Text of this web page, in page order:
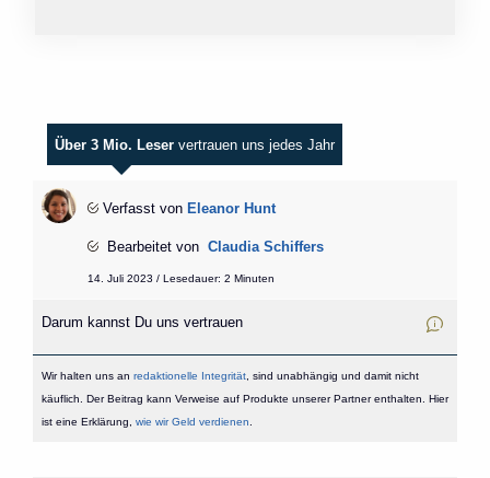
Über 3 Mio. Leser vertrauen uns jedes Jahr
Verfasst von Eleanor Hunt
Bearbeitet von Claudia Schiffers
14. Juli 2023 / Lesedauer: 2 Minuten
Darum kannst Du uns vertrauen
Wir halten uns an redaktionelle Integrität, sind unabhängig und damit nicht
käuflich. Der Beitrag kann Verweise auf Produkte unserer Partner enthalten. Hier
ist eine Erklärung, wie wir Geld verdienen